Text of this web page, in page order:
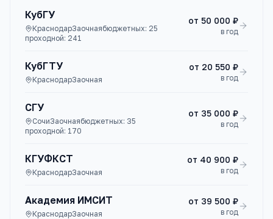
КубГУ
КраснодарЗаочнаябюджетных: 25
проходной: 241
от 50 000 ₽
в год
КубГТУ
КраснодарЗаочная
от 20 550 ₽
в год
СГУ
СочиЗаочнаябюджетных: 35
проходной: 170
от 35 000 ₽
в год
КГУФКСТ
КраснодарЗаочная
от 40 900 ₽
в год
Академия ИМСИТ
КраснодарЗаочная
от 39 500 ₽
в год